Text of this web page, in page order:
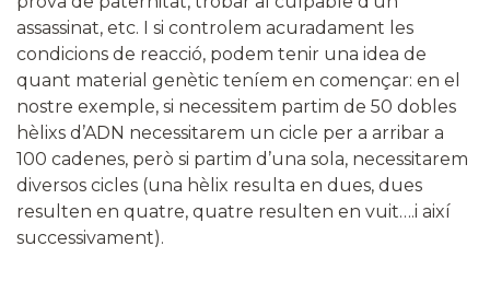
assassinat, etc. I si controlem acuradament les
condicions de reacció, podem tenir una idea de
quant material genètic teníem en començar: en el
nostre exemple, si necessitem partim de 50 dobles
hèlixs d’ADN necessitarem un cicle per a arribar a
100 cadenes, però si partim d’una sola, necessitarem
diversos cicles (una hèlix resulta en dues, dues
resulten en quatre, quatre resulten en vuit….i així
successivament).